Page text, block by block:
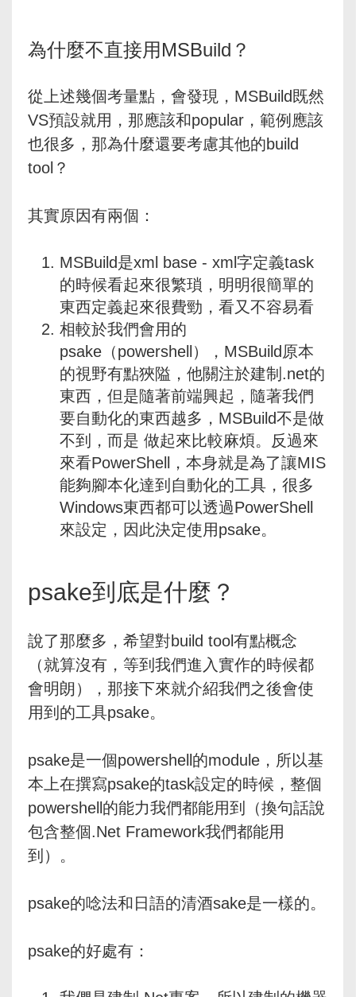
為什麼不直接用MSBuild？
從上述幾個考量點，會發現，MSBuild既然
VS預設就用，那應該和popular，範例應該
也很多，那為什麼還要考慮其他的build
tool？
其實原因有兩個：
MSBuild是xml base - xml字定義task
的時候看起來很繁瑣，明明很簡單的
東西定義起來很費勁，看又不容易看
相較於我們會用的
psake（powershell），MSBuild原本
的視野有點狹隘，他關注於建制.net的
東西，但是隨著前端興起，隨著我們
要自動化的東西越多，MSBuild不是做
不到，而是 做起來比較麻煩。反過來
來看PowerShell，本身就是為了讓MIS
能夠腳本化達到自動化的工具，很多
Windows東西都可以透過PowerShell
來設定，因此決定使用psake。
psake到底是什麼？
說了那麼多，希望對build tool有點概念
（就算沒有，等到我們進入實作的時候都
會明朗），那接下來就介紹我們之後會使
用到的工具psake。
psake是一個powershell的module，所以基
本上在撰寫psake的task設定的時候，整個
powershell的能力我們都能用到（換句話說
包含整個.Net Framework我們都能用
到）。
psake的唸法和日語的清酒sake是一樣的。
psake的好處有：